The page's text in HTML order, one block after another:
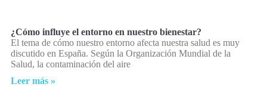
¿Cómo influye el entorno en nuestro bienestar?
El tema de cómo nuestro entorno afecta nuestra salud es muy
discutido en España. Según la Organización Mundial de la
Salud, la contaminación del aire
Leer más »